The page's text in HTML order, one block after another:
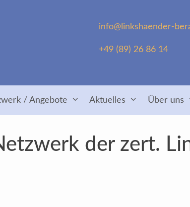
info@linkshaender-
+49 (89) 26 86 14
/ Angebote Aktuelles Über uns
der zert.